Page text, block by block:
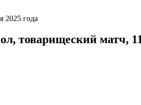
2025 года
товарищеский матч,